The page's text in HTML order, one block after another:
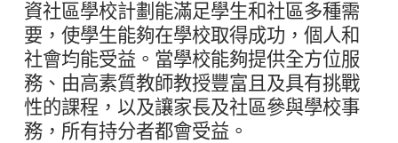
資社區學校計劃能滿足學生和社區多種需
要，使學生能夠在學校取得成功，個人和
社會均能受益。當學校能夠提供全方位服
務、由高素質教師教授豐富且及具有挑戰
性的課程，以及讓家長及社區參與學校事
務，所有持分者都會受益。